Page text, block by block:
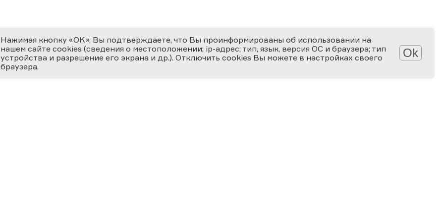
Нажимая кнопку «OK», Вы подтверждаете, что Вы проинформированы об использовании на
нашем сайте cookies (сведения о местоположении; ip-адрес; тип, язык, версия ОС и браузера; тип
устройства и разрешение его экрана и др.). Отключить cookies Вы можете в настройках своего
браузера.
Ok